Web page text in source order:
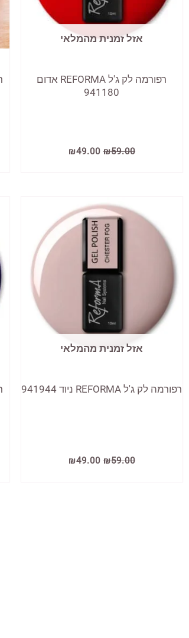
אזל זמנית מהמלאי
רפורמה לק ג'ל REFORMA אדום
941180
₪59.00
המחיר
המקורי
₪49.00
אזל זמנית מהמלאי
רפורמה לק ג'ל REFORMA ניוד 941944
₪59.00
המחיר
המקורי
₪49.00